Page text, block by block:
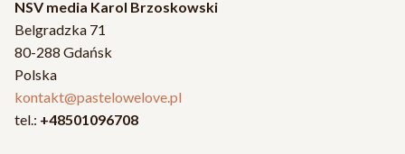
NSV media Karol Brzoskowski
Belgradzka 71
80-288 Gdańsk
Polska
kontakt@pastelowelove.pl
tel.: +48501096708